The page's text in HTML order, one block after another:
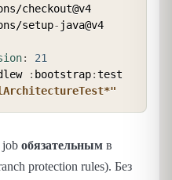
checkout@v4
setup- java@v4
:
21
: bootstrap:
обязательным в
protection rules). Без